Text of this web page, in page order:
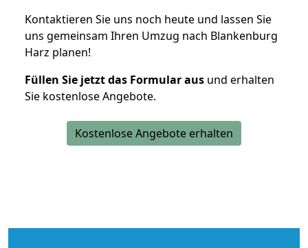
Kontaktieren Sie uns noch heute und lassen Sie
uns gemeinsam Ihren Umzug nach Blankenburg
Harz planen!
Füllen Sie jetzt das Formular aus und erhalten
Sie kostenlose Angebote.
Kostenlose Angebote erhalten